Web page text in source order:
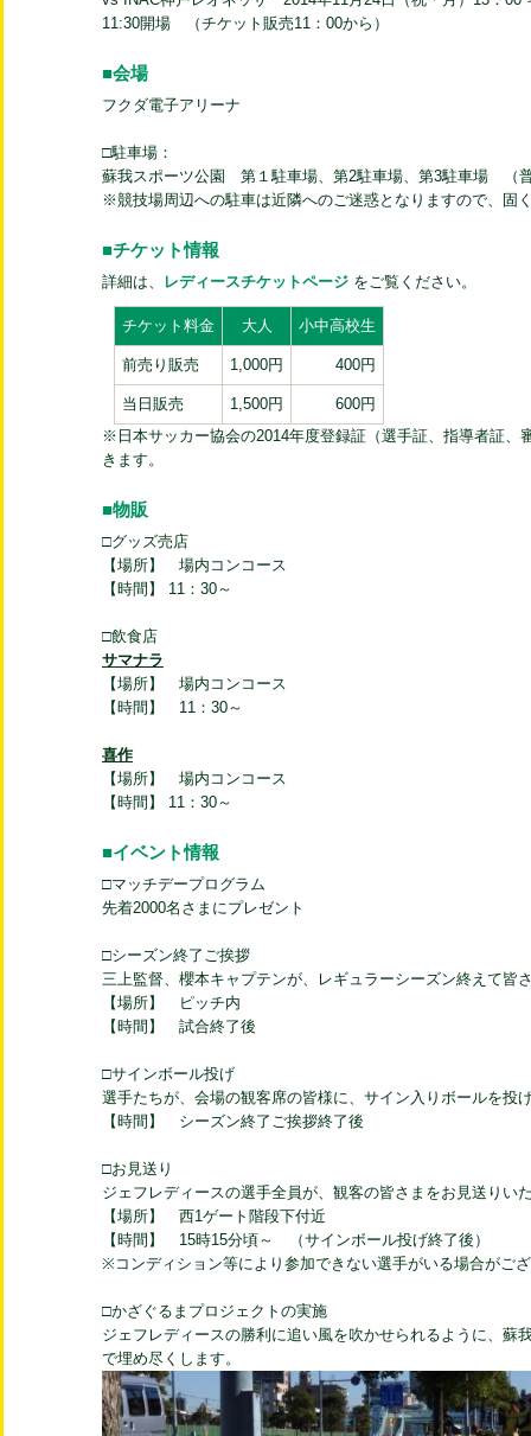
11:30開場 （チケット販売11：00から）
■会場
フクダ電子アリーナ
□駐車場：
蘇我スポーツ公園 第１駐車場、第2駐車場、第3駐車場 （
※競技場周辺への駐車は近隣へのご迷惑となりますので、固
■チケット情報
詳細は、 レディースチケットページ をご覧ください。
チケット料金 大人 小中高校生
前売り販売 1,000円 400円
当日販売 1,500円
600円
※日本サッカー協会の2014年度登録証（選手証、指導者証、
きます。
■物販
□グッズ売店
【場所】 場内コンコース
【時間】 11：30～
□飲食店
サマナラ
【場所】 場内コンコース
【時間】 11：30～
喜作
【場所】 場内コンコース
【時間】 11：30～
■イベント情報
□マッチデープログラム
先着2000名さまにプレゼント
□シーズン終了ご挨拶
三上監督、櫻本キャプテンが、レギュラーシーズン終えて皆
【場所】 ピッチ内
【時間】 試合終了後
□サインボール投げ
選手たちが、会場の観客席の皆様に、サイン入りボールを投
【時間】 シーズン終了ご挨拶終了後
□お見送り
ジェフレディースの選手全員が、観客の皆さまをお見送りい
【場所】 西1ゲート階段下付近
【時間】 15時15分頃～ （サインボール投げ終了後）
※コンディション等により参加できない選手がいる場合がご
□かざぐるまプロジェクトの実施
ジェフレディースの勝利に追い風を吹かせられるように、蘇
で埋め尽くします。